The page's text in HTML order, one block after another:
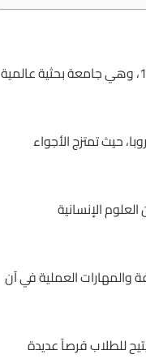
جامعة لوفان KU Leuven تُعتبر واحدة من أعرق الجامعات في أوروبا والعالم. تأسست الجامعة عام 1425، وهي جامعة بحثية عالمية
حيث تمتزج الأجواء
الإنسانية
والمهارات العملية في آن
للطلاب فرصاً عديدة